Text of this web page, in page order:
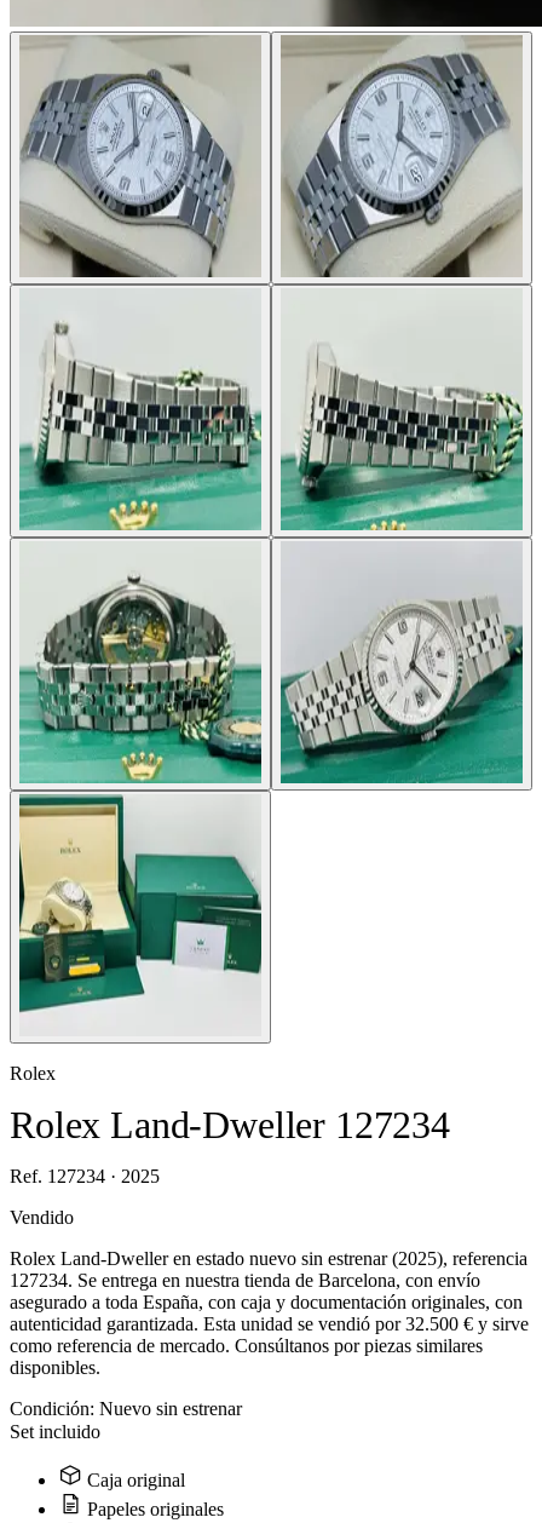
Rolex
Rolex Land-Dweller 127234
Ref. 127234 · 2025
Vendido
Rolex Land-Dweller en estado nuevo sin estrenar (2025), referencia
127234. Se entrega en nuestra tienda de Barcelona, con envío
asegurado a toda España, con caja y documentación originales, con
autenticidad garantizada. Esta unidad se vendió por 32.500 € y sirve
como referencia de mercado. Consúltanos por piezas similares
disponibles.
Condición: Nuevo sin estrenar
Set incluido
Caja original
Papeles originales